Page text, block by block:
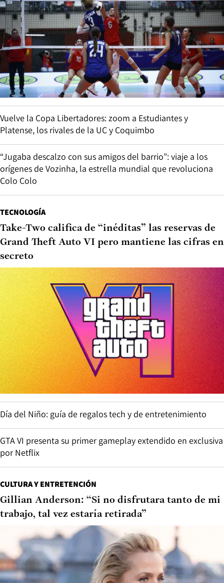
Vuelve la Copa Libertadores: zoom a Estudiantes y
Platense, los rivales de la UC y Coquimbo
“Jugaba descalzo con sus amigos del barrio”: viaje a los
orígenes de Vozinha, la estrella mundial que revoluciona
Colo Colo
TECNOLOGÍA
Take-Two califica de “inéditas” las reservas de
Grand Theft Auto VI pero mantiene las cifras en
secreto
Día del Niño: guía de regalos tech y de entretenimiento
GTA VI presenta su primer gameplay extendido en exclusiva
por Netflix
CULTURA Y ENTRETENCIÓN
Gillian Anderson: “Si no disfrutara tanto de mi
trabajo, tal vez estaría retirada”